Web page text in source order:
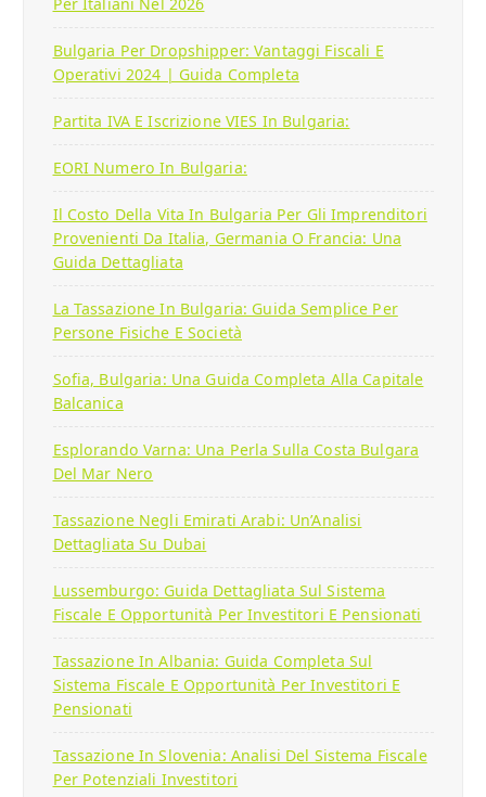
Bulgaria Per Dropshipper: Vantaggi Fiscali E
Operativi 2024 | Guida Completa
Partita IVA E Iscrizione VIES In Bulgaria:
EORI Numero In Bulgaria:
Il Costo Della Vita In Bulgaria Per Gli Imprenditori
Provenienti Da Italia, Germania O Francia: Una
Guida Dettagliata
La Tassazione In Bulgaria: Guida Semplice Per
Persone Fisiche E Società
Sofia, Bulgaria: Una Guida Completa Alla Capitale
Balcanica
Esplorando Varna: Una Perla Sulla Costa Bulgara
Del Mar Nero
Tassazione Negli Emirati Arabi: Un’Analisi
Dettagliata Su Dubai
Lussemburgo: Guida Dettagliata Sul Sistema
Fiscale E Opportunità Per Investitori E Pensionati
Tassazione In Albania: Guida Completa Sul
Sistema Fiscale E Opportunità Per Investitori E
Pensionati
Tassazione In Slovenia: Analisi Del Sistema Fiscale
Per Potenziali Investitori